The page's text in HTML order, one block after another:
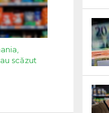
scăzut